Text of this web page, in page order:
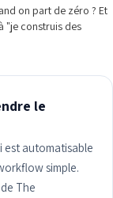
on part de zéro ? Et
"je construis des
le
est automatisable
simple.
The